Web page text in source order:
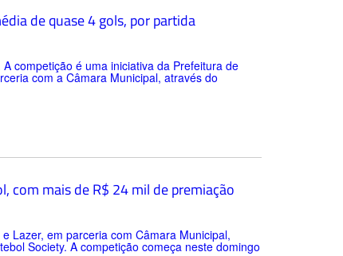
de quase 4 gols, por partida
competição é uma iniciativa da Prefeitura de
com a Câmara Municipal, através do
com mais de R$ 24 mil de premiação
Lazer, em parceria com Câmara Municipal,
Society. A competição começa neste domingo